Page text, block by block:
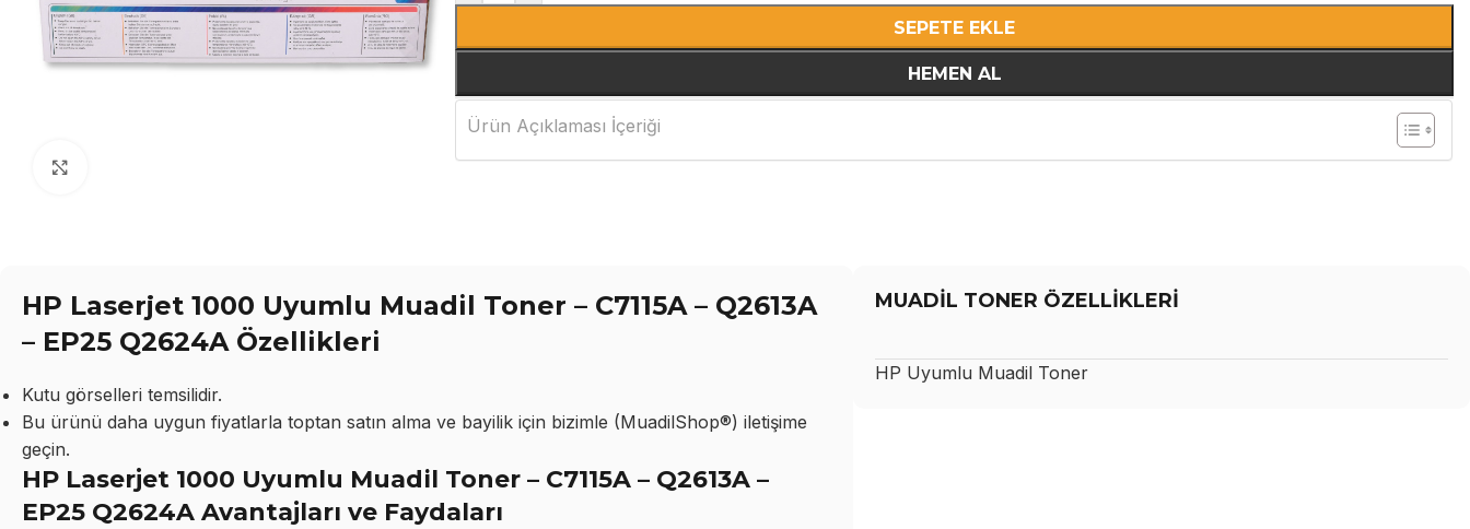
SEPETE EKLE
HEMEN AL
Ürün Açıklaması İçeriği
HP Laserjet 1000 Uyumlu Muadil Toner – C7115A – Q2613A
– EP25 Q2624A Özellikleri
Kutu görselleri temsilidir.
Bu ürünü daha uygun fiyatlarla toptan satın alma ve bayilik için bizimle (MuadilShop®) iletişime
geçin.
HP Laserjet 1000 Uyumlu Muadil Toner – C7115A – Q2613A –
EP25 Q2624A Avantajları ve Faydaları
MUADİL TONER ÖZELLİKLERİ
HP Uyumlu Muadil Toner